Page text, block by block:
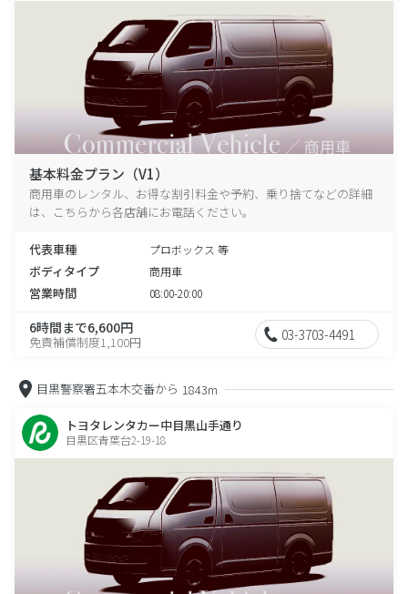
基本料金プラン（V1）
商用車のレンタル、お得な割引料金や予約、乗り捨てなどの詳細
は、こちらから各店舗にお電話ください。
代表車種 プロボックス 等
ボディタイプ 商用車
営業時間 08:00-20:00
6時間まで6,600円
免責補償制度1,100円 03-3703-4491
目黒警察署五本木交番から 1843m
トヨタレンタカー中目黒山手通り
目黒区青葉台2-19-18